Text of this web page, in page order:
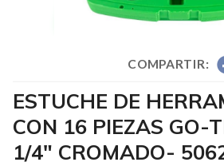
COMPARTIR:
ESTUCHE DE
CON 16 PIEZAS GO-
1/4" CROMADO-